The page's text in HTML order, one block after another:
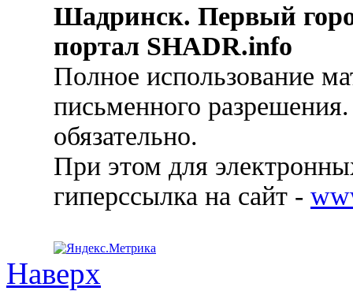
Шадринск. Первый
портал SHADR.info
Полное использование
письменного
обязательно.
При этом для
гиперссылка на сайт -
Наверх